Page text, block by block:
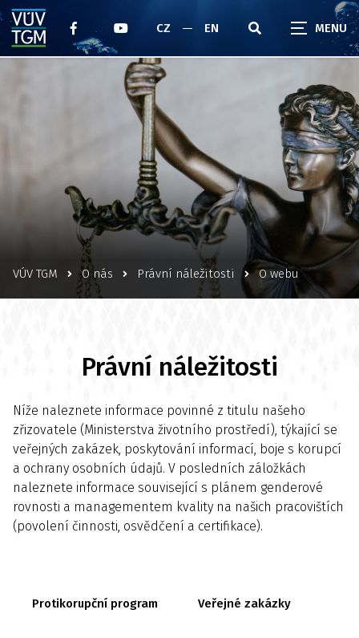
CZ EN
VÚV TGM O nás Právní náležitosti O webu
Právní náležitosti
Níže naleznete informace povinné z titulu našeho
zřizovatele (Ministerstva životního prostředí), týkající se
veřejných zakázek, poskytování informací, boje s korupcí
a ochrany osobních údajů. V posledních záložkách
naleznete informace související s plánem genderové
rovnosti a managementem kvality na našich pracovištích
(povolení činnosti, osvědčení a certifikace).
Protikorupční program Veřejné zakázky